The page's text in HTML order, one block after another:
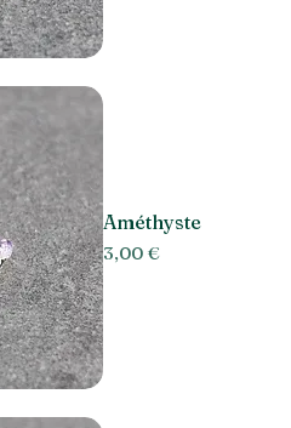
Améthyste
Prix
3,00 €